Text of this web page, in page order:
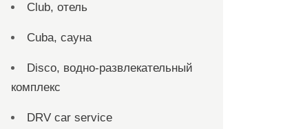
Club, отель
Cuba, сауна
Disco, водно-развлекательный
комплекс
DRV car service